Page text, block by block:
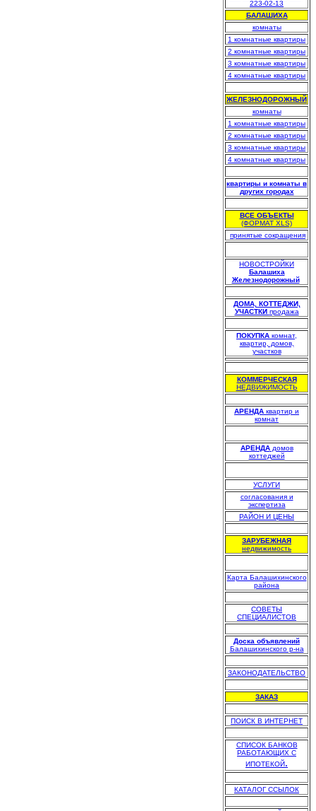
БАЛАШИХА
комнаты
1 комнатные квартиры
2 комнатные квартиры
3 комнатные квартиры
4 комнатные квартиры
ЖЕЛЕЗНОДОРОЖНЫЙ
комнаты
1 комнатные квартиры
2 комнатные квартиры
3 комнатные квартиры
4 комнатные квартиры
квартиры и комнаты в
других городах
ВСЕ ОБЪЕКТЫ
(ФОРМАТ XLS)
принятые сокращения
НОВОСТРОЙКИ
Балашиха
Железнодорожный.
ДОМА, КОТТЕДЖИ,
УЧАСТКИ продажа
ПОКУПКА комнат,
квартир, домов,
участков
КОММЕРЧЕСКАЯ
НЕДВИЖИМОСТЬ
АРЕНДА квартир и
комнат
АРЕНДАдомов
коттеджей
УСЛУГИ
согласования и
экспертиза
РАЙОН И ЦЕНЫ
ЗАРУБЕЖНАЯ
недвижимость
Карта Балашихинского
района
СОВЕТЫ
СПЕЦИАЛИСТОВ
Доска объявлений
Балашихинского р-на
ЗАКОНОДАТЕЛЬСТВО
ЗАКАЗ
ПОИСК В ИНТЕРНЕТ
СПИСОК БАНКОВ
РАБОТАЮЩИХ С
ИПОТЕКОЙ.
КАТАЛОГ ССЫЛОК